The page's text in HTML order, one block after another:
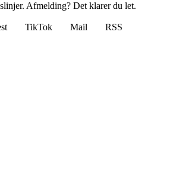
Afmelding? Det klarer du let.
TikTok Mail
RSS